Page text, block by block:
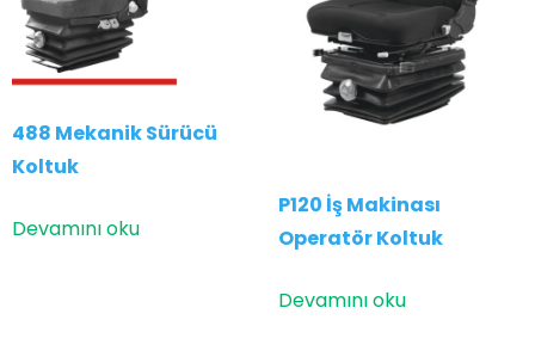
488 Mekanik Sürücü
Koltuk
Devamını oku
P120 İş Makinası
Operatör Koltuk
Devamını oku